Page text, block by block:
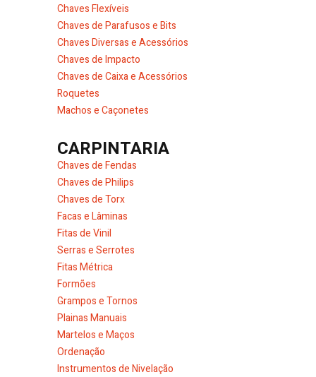
Chaves Flexíveis
Chaves de Parafusos e Bits
Chaves Diversas e Acessórios
Chaves de Impacto
Chaves de Caixa e Acessórios
Roquetes
Machos e Caçonetes
CARPINTARIA
Chaves de Fendas
Chaves de Philips
Chaves de Torx
Facas e Lâminas
Fitas de Vinil
Serras e Serrotes
Fitas Métrica
Formões
Grampos e Tornos
Plainas Manuais
Martelos e Maços
Ordenação
Instrumentos de Nivelação